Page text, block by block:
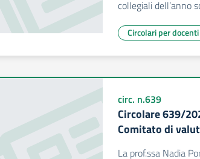
collegiali dell’anno
Circolari per
circ. n.639
Circolare 639/
Comitato di
La prof.ssa Nadia